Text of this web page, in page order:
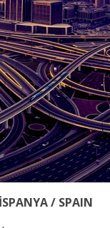
/ SPAIN